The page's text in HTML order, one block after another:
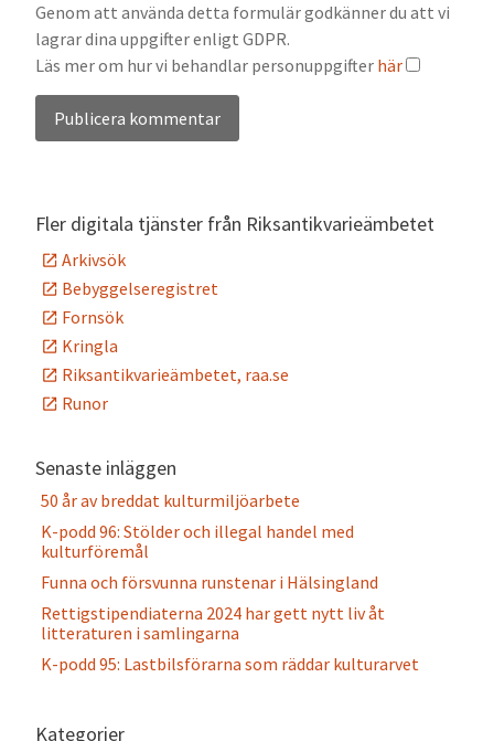
Genom att använda detta formulär godkänner du att vi
lagrar dina uppgifter enligt GDPR.
Läs mer om hur vi behandlar personuppgifter här
Fler digitala tjänster från Riksantikvarieämbetet
Arkivsök
Bebyggelseregistret
Fornsök
Kringla
Riksantikvarieämbetet, raa.se
Runor
Senaste inläggen
50 år av breddat kulturmiljöarbete
K-podd 96: Stölder och illegal handel med
kulturföremål
Funna och försvunna runstenar i Hälsingland
Rettigstipendiaterna 2024 har gett nytt liv åt
litteraturen i samlingarna
K-podd 95: Lastbilsförarna som räddar kulturarvet
Kategorier